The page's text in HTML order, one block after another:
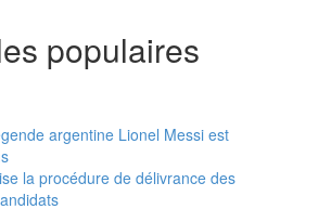
populaires
argentine Lionel Messi est